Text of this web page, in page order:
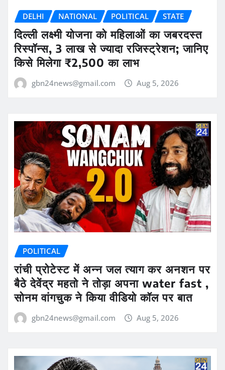
DELHI NATIONAL POLITICAL STATE
दिल्ली लक्ष्मी योजना को महिलाओं का जबरदस्त
रिस्पॉन्स, 3 लाख से ज्यादा रजिस्ट्रेशन; जानिए
किसे मिलेगा ₹2,500 का लाभ
gbn24news@gmail.com Aug 5, 2026
POLITICAL
रांची प्रोटेस्ट में अन्न जल त्याग कर अनशन पर
बैठे देवेंद्र महतो ने तोड़ा अपना water fast ,
सोनम वांगचुक ने किया वीडियो कॉल पर बात
gbn24news@gmail.com Aug 5, 2026